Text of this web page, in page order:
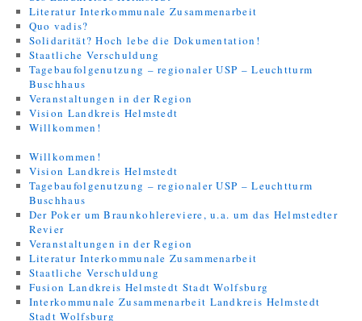
Literatur Interkommunale Zusammenarbeit
Quo vadis?
Solidarität? Hoch lebe die Dokumentation!
Staatliche Verschuldung
Tagebaufolgenutzung – regionaler USP – Leuchtturm
Buschhaus
Veranstaltungen in der Region
Vision Landkreis Helmstedt
Willkommen!
Willkommen!
Vision Landkreis Helmstedt
Tagebaufolgenutzung – regionaler USP – Leuchtturm
Buschhaus
Der Poker um Braunkohlereviere, u.a. um das Helmstedter
Revier
Veranstaltungen in der Region
Literatur Interkommunale Zusammenarbeit
Staatliche Verschuldung
Fusion Landkreis Helmstedt Stadt Wolfsburg
Interkommunale Zusammenarbeit Landkreis Helmstedt
Stadt Wolfsburg